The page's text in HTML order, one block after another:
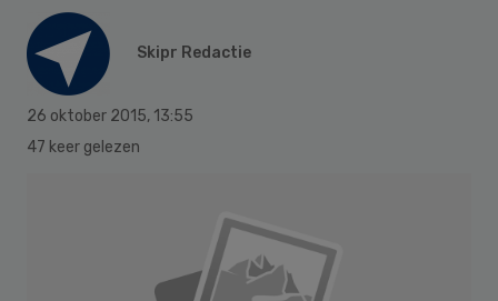
Skipr Redactie
26 oktober 2015, 13:55
47 keer gelezen